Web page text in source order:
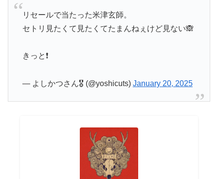
リセールで当たった米津玄師。
セトリ見たくて見たくてたまんねぇけど見ない🙈
きっと❗️
— よしかつさん🎖️ (@yoshicuts) January 20, 2025